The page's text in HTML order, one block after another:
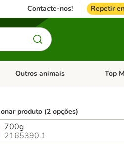
Contacte-nos! Repetir
Roedores
Abrir menu de categoria: Pássaros
Outros animais Abrir
Top
produto (2 opções)
700g
2165390.1